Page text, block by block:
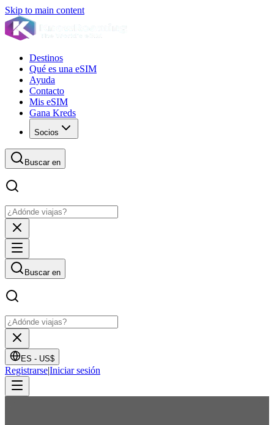
Skip to main content
Destinos
Qué es una eSIM
Ayuda
Contacto
Mis eSIM
Gana Kreds
Socios
Buscar en
Buscar en
ES - US$
Registrarse|Iniciar sesión